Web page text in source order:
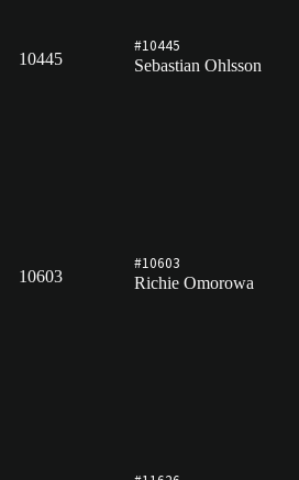
10445
#10445
Sebastian Ohlsson
10603
#10603
Richie Omorowa